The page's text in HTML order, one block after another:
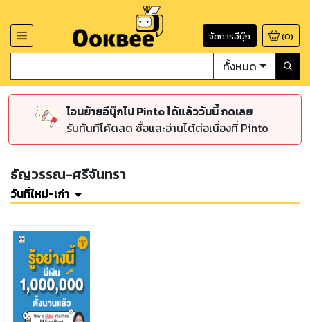
จัดการอีบุ๊ก (0)
ทั้งหมด
โอนย้ายอีบุ๊กไป Pinto ได้แล้ววันนี้ กดเลย
รับทันทีโค้ดลด ซื้อและอ่านได้ต่อเนื่องที่ Pinto
ธัญวรรณ-ศรีจันทรา
วันที่ใหม่-เก่า